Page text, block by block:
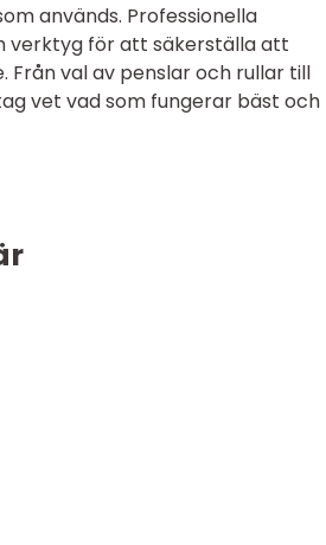
används. Professionella
verktyg för att säkerställa att
val av penslar och rullar till
vet vad som fungerar bäst och